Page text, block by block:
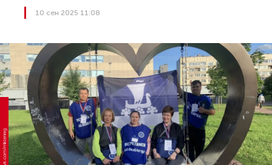
10 сен 2025 11:08
Фото: vk.com/miklenreg